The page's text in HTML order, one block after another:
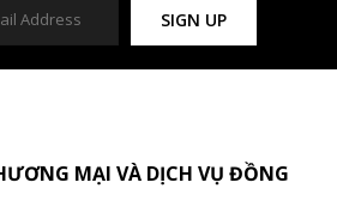
SIGN UP
MẠI VÀ DỊCH VỤ ĐỒNG